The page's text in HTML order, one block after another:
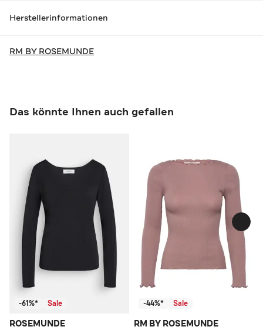
Herstellerinformationen
RM BY ROSEMUNDE
Das könnte Ihnen auch gefallen
-61%* Sale
ROSEMUNDE
-44%* Sale
RM BY ROSEMUNDE